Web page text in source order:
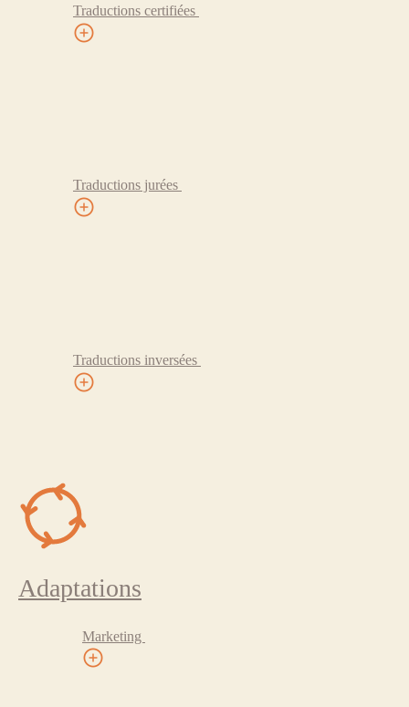
Traductions certifiées
Traductions jurées
Traductions inversées
Adaptations
Marketing